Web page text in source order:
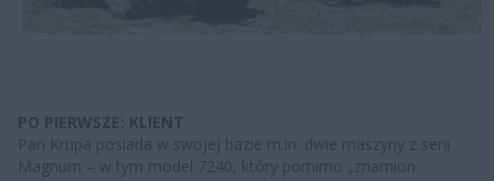
PO PIERWSZE: KLIENT
Pan Krupa posiada w swojej bazie m.in. dwie maszyny z serii
Magnum – w tym model 7240, który pomimo „znamion